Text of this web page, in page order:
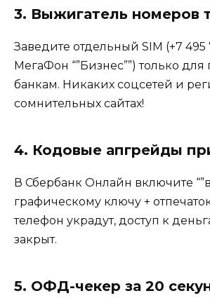
3. Выжигатель номеров
Заведите отдельный SIM (+7
МегаФон “”Бизнес””) только
банкам. Никаких соцсетей и
сомнительных сайтах!
4. Кодовые апгрейды
В Сбербанк Онлайн включите
графическому ключу +
телефон украдут, доступ к
закрыт.
5. ОФД-чекер за 20